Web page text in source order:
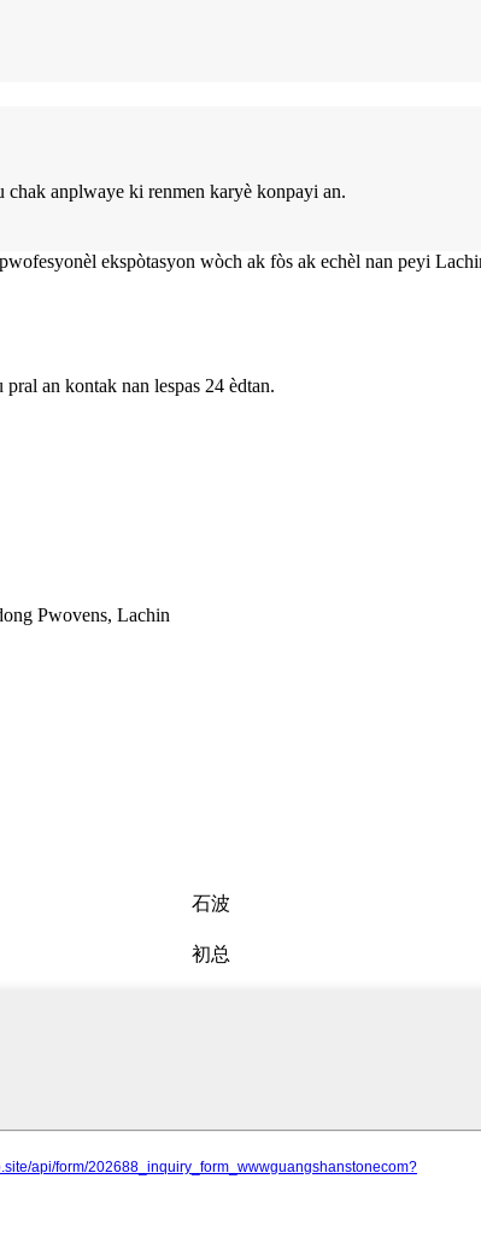
anplwaye ki renmen karyè konpayi an.
ekspòtasyon wòch ak fòs ak echèl nan peyi
an kontak nan lespas 24 èdtan.
Pwovens, Lachin
石波
初总